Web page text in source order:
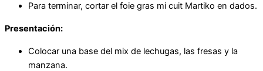
Para terminar, cortar el foie gras mi cuit Martiko en dados.
Presentación:
Colocar una base del mix de lechugas, las fresas y la
manzana.